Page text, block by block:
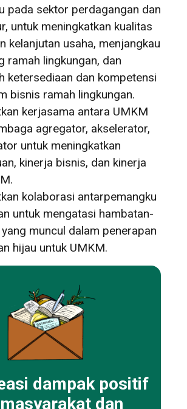
pada sektor perdagangan dan
untuk meningkatkan kualitas
kelanjutan usaha, menjangkau
ramah lingkungan, dan
ketersediaan dan kompetensi
bisnis ramah lingkungan.
kerjasama antara UMKM
agregator, akselerator,
untuk meningkatkan
kinerja bisnis, dan kinerja
kolaborasi antarpemangku
untuk mengatasi hambatan-
muncul dalam penerapan
hijau untuk UMKM.
dampak positif
dan